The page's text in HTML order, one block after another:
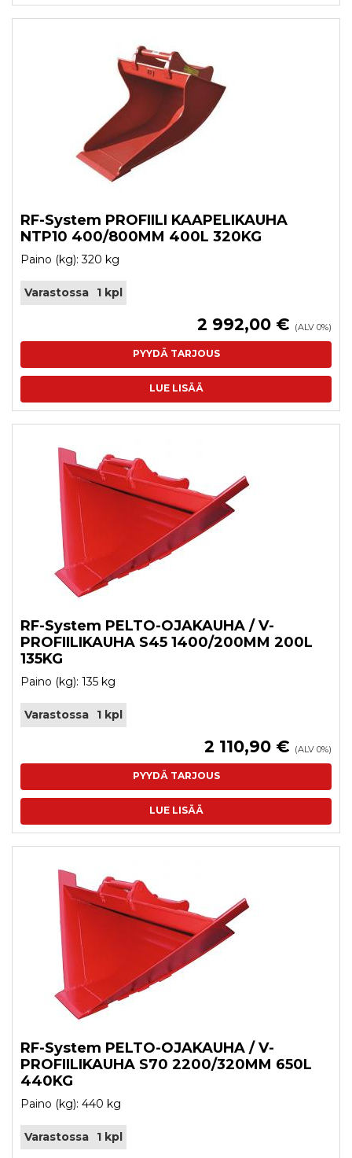
RF-System PROFIILI KAAPELIKAUHA
NTP10 400/800MM 400L 320KG
Paino (kg): 320 kg
Varastossa 1 kpl
2 992,00 € (ALV 0%)
PYYDÄ TARJOUS
LUE LISÄÄ
RF-System PELTO-OJAKAUHA / V-
PROFIILIKAUHA S45 1400/200MM 200L
135KG
Paino (kg): 135 kg
Varastossa 1 kpl
2 110,90 € (ALV 0%)
PYYDÄ TARJOUS
LUE LISÄÄ
RF-System PELTO-OJAKAUHA / V-
PROFIILIKAUHA S70 2200/320MM 650L
440KG
Paino (kg): 440 kg
Varastossa 1 kpl